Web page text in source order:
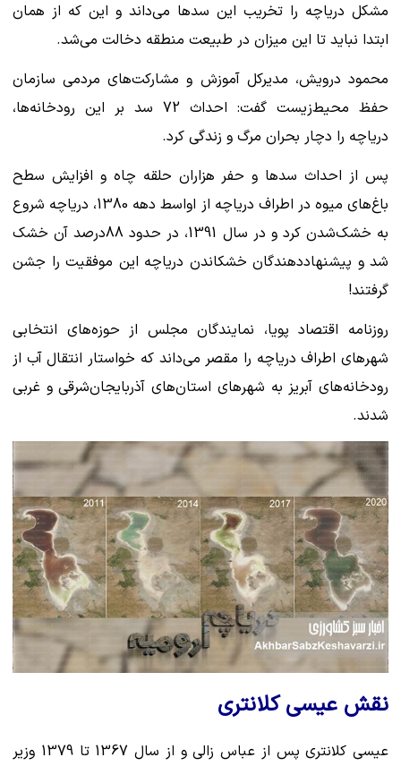
مشکل دریاچه را تخریب این سدها می‌داند و این که از همان
ابتدا نباید تا این میزان در طبیعت منطقه دخالت می‌شد.
محمود درویش، مدیرکل آموزش و مشارکت‌های مردمی سازمان
حفظ محیط‌زیست گفت: احداث 72 سد بر این رودخانه‌ها،
دریاچه را دچار بحران مرگ و زندگی کرد.
پس از احداث سدها و حفر هزاران حلقه چاه و افزایش سطح
باغ‌های میوه در اطراف دریاچه از اواسط دهه 1380، دریاچه شروع
به خشک‌شدن کرد و در سال 1391، در حدود 88درصد آن خشک
شد و پیشنهاددهندگان خشکاندن دریاچه این موفقیت را جشن
گرفتند!
روزنامه اقتصاد پویا، نمایندگان مجلس از حوزه‌های انتخابی
شهرهای اطراف دریاچه را مقصر می‌داند که خواستار انتقال آب از
رودخانه‌های آبریز به شهرهای استان‌های آذربایجان‌شرقی و غربی
شدند.
نقش عیسی کلانتری
عیسی کلانتری پس از عباس زالی و از سال 1367 تا 1379 وزیر